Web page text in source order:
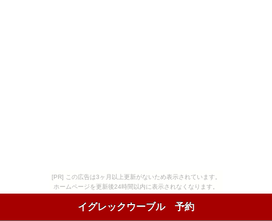
[PR] この広告は3ヶ月以上更新がないため表示されています。
ホームページを更新後24時間以内に表示されなくなります。
イグレックウーブル 予約